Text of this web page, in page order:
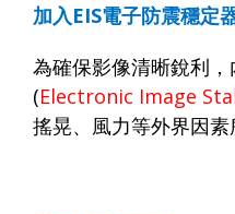
加入EIS電子防震穩定
為確保影像清晰銳利
(Electronic Image
搖晃、風力等外界因素